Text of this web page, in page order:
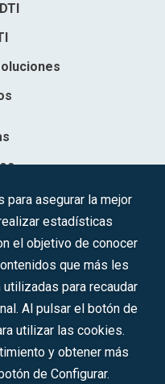
de la Innovación y las
sociales:
asegurar la mejor
estadísticas
el objetivo de conocer
que más les
para recaudar
Al pulsar el botón de
utilizar las cookies.
y obtener más
de Configurar.